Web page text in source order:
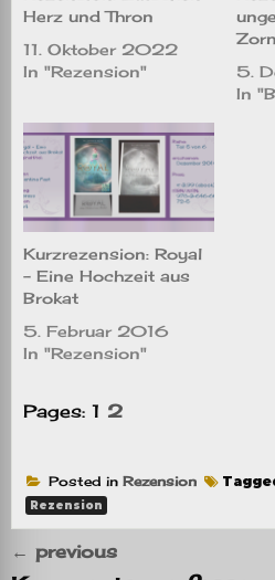
Herz und Thron
11. Oktober 2022
In "Rezension"
5.
In
Kurzrezension: Royal
– Eine Hochzeit aus
Brokat
5. Februar 2016
In "Rezension"
Pages: 1 2
Posted in Rezension
Rezension
← previous